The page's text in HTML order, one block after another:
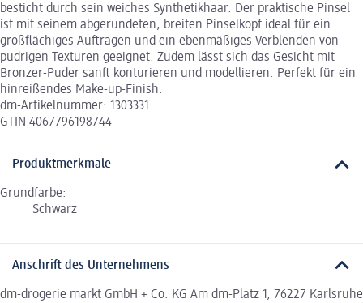
besticht durch sein weiches Synthetikhaar. Der praktische Pinsel
ist mit seinem abgerundeten, breiten Pinselkopf ideal für ein
großflächiges Auftragen und ein ebenmäßiges Verblenden von
pudrigen Texturen geeignet. Zudem lässt sich das Gesicht mit
Bronzer-Puder sanft konturieren und modellieren. Perfekt für ein
hinreißendes Make-up-Finish.
dm-Artikelnummer: 1303331
GTIN 4067796198744
Produktmerkmale
Grundfarbe:
Schwarz
Anschrift des Unternehmens
dm-drogerie markt GmbH + Co. KG Am dm-Platz 1, 76227 Karlsruhe